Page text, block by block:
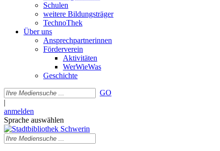
Schulen
weitere Bildungsträger
TechnoThek
Über uns
Ansprechpartnerinnen
Förderverein
Aktivitäten
WerWieWas
Geschichte
GO
|
anmelden
Sprache auswählen